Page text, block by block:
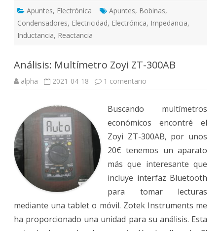
Apuntes, Electrónica Apuntes, Bobinas,
Condensadores, Electricidad, Electrónica, Impedancia,
Inductancia, Reactancia
Análisis: Multímetro Zoyi ZT-300AB
alpha 2021-04-18 1 comentario
Buscando multímetros
económicos encontré el
Zoyi ZT-300AB, por unos
20€ tenemos un aparato
más que interesante que
incluye interfaz Bluetooth
para tomar lecturas
mediante una tablet o móvil. Zotek Instruments me
ha proporcionado una unidad para su análisis. Esta